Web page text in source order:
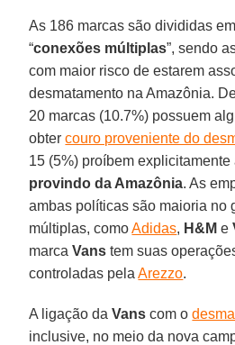
As 186 marcas são divididas
“conexões múltiplas”, sendo
com maior risco de estarem
desmatamento na Amazônia.
20 marcas (10.7%) possuem
obtercouro proveniente do
15 (5%) proíbem
provindo da Amazônia. As
ambas políticas são maioria no
múltiplas, comoAdidas, H&M e
marcaVans tem suas
controladas pelaArezzo.
A ligação daVans com o
inclusive, no meio da nova